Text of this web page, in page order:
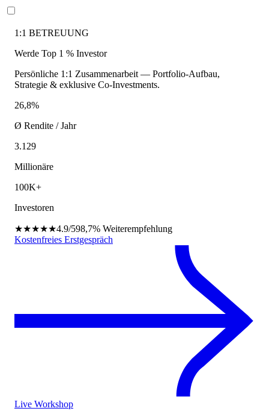
1:1 BETREUUNG
Werde Top 1 % Investor
Persönliche 1:1 Zusammenarbeit — Portfolio-Aufbau,
Strategie & exklusive Co-Investments.
26,8%
Ø Rendite / Jahr
3.129
Millionäre
100K+
Investoren
★★★★★4.9/598,7% Weiterempfehlung
Kostenfreies Erstgespräch
Live Workshop